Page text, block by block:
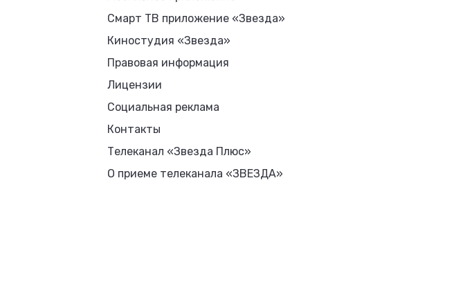
Смарт ТВ приложение «Звезда»
Киностудия «Звезда»
Правовая информация
Лицензии
Социальная реклама
Контакты
Телеканал «Звезда Плюс»
О приеме телеканала «ЗВЕЗДА»